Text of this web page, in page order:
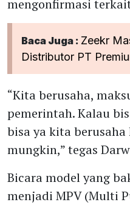
mengonfirmasi
Baca Juga : Zeekr
Distributor PT
“Kita berusaha,
pemerintah. Kalau
bisa ya kita
mungkin,” tegas
Bicara model yang
menjadi MPV (Multi